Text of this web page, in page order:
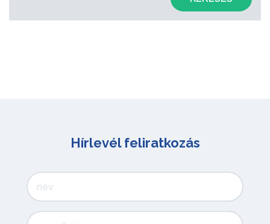
Hírlevél feliratkozás